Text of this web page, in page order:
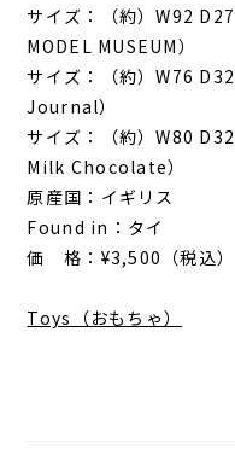
サイズ：（約）W92
MODEL MUSEUM）
サイズ：（約）W76
Journal）
サイズ：（約）W80
Milk Chocolate）
原産国：イギリス
Found in：タイ
価 格：¥3,500（税込）
Toys（おもちゃ）